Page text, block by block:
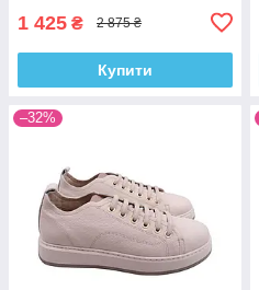
1 425 ₴ 2 875 ₴
Купити
–32%